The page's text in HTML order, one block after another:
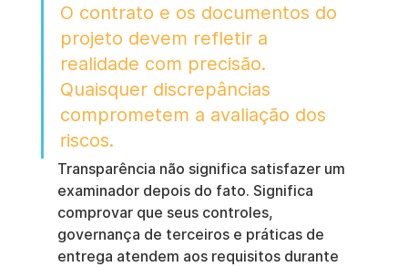
O contrato e os documentos do
projeto devem refletir a
realidade com precisão.
Quaisquer discrepâncias
comprometem a avaliação dos
riscos.
Transparência não significa satisfazer um
examinador depois do fato. Significa
comprovar que seus controles,
governança de terceiros e práticas de
entrega atendem aos requisitos durante